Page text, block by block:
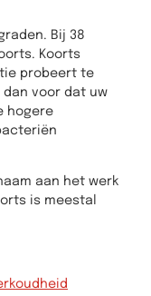
Bij 38
Koorts
probeert te
dan voor dat uw
hogere
aan het werk
is meestal